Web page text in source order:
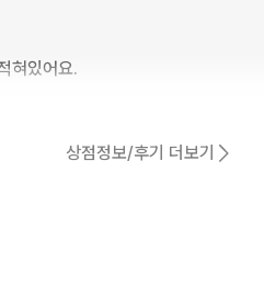
혀있어요.
상점정보/후기 더보기